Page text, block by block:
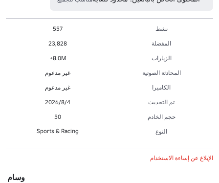
نشط
557
المفضلة
23,828
الزيارات
8.0M+
المحادثة الصوتية
غير مدعوم
الكاميرا
غير مدعوم
تم التحديث
4‏/8‏/2026
حجم الخادم
50
النوع
Sports & Racing
الإبلاغ عن إساءة الاستخدام
وسام